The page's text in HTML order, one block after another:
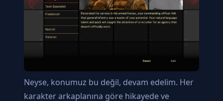
Neyse, konumuz bu değil, devam edelim. Her
karakter arkaplanına göre hikayede ve